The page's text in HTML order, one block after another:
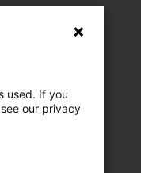
used. If you
our privacy